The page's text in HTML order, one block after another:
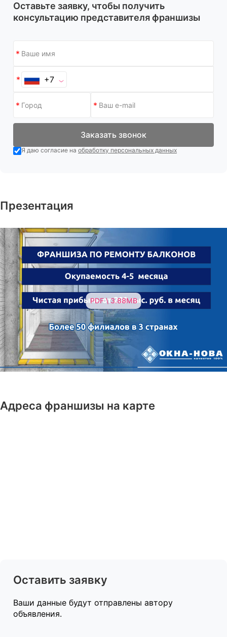
Оставьте заявку, чтобы получить
консультацию представителя франшизы
+7
Заказать звонок
Я даю согласие на обработку персональных данных
Презентация
PDF \ 3.88MB
Адреса франшизы на карте
Оставить заявку
Ваши данные будут отправлены автору
объявления.